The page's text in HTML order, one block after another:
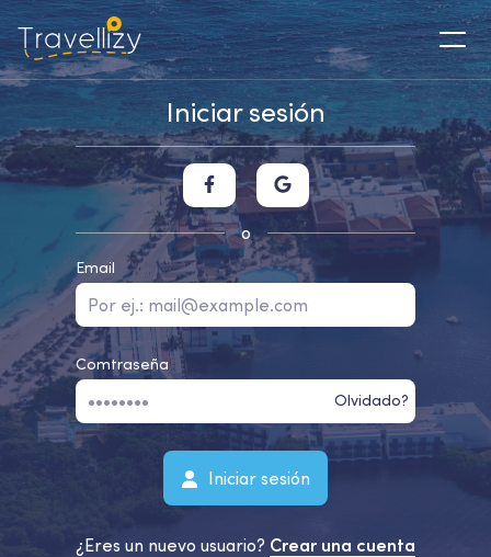
Iniciar sesión
o
Email
Comtraseña
Olvidado?
Iniciar sesión
¿Eres un nuevo usuario? Crear una cuenta